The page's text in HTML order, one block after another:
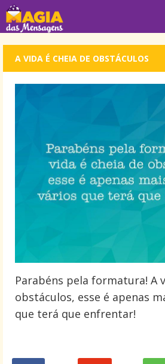
A VIDA É CHEIA DE OBSTÁCULOS
Parabéns pela formatura! A
obstáculos, esse é apenas
que terá que enfrentar!